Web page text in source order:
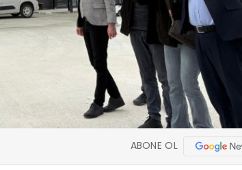
ABONE OL